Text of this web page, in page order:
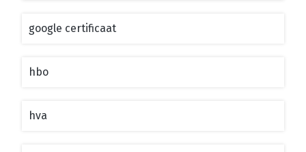
google certificaat
hbo
hva